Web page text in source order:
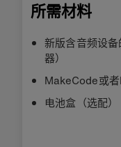
所需材料
新版含音频设
器）
MakeCode或
电池盒（选配）